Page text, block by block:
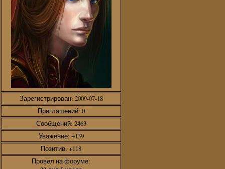
Зарегистрирован: 2009-07-18
Приглашений: 0
Сообщений: 2463
Уважение: +139
Позитив: +118
Провел на форуме: